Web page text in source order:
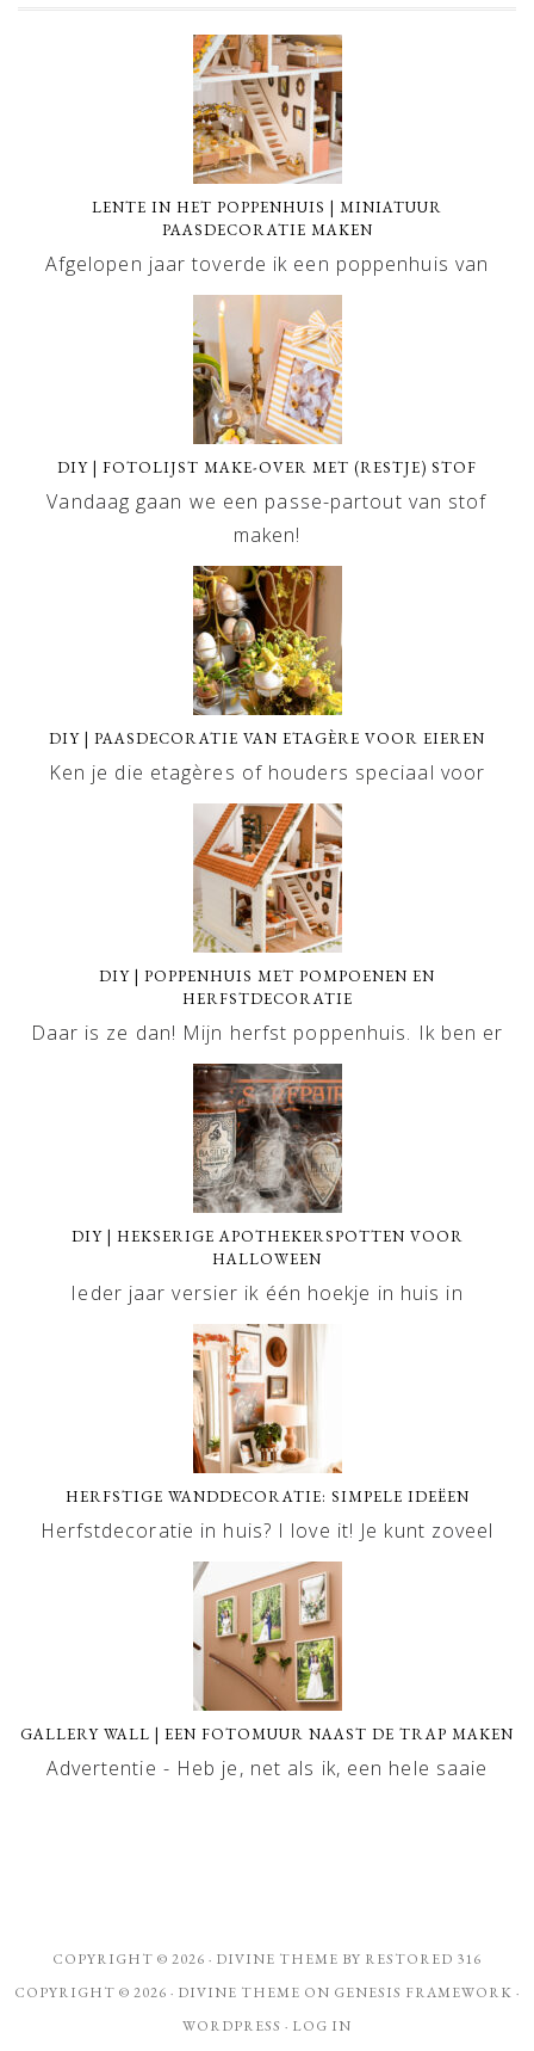
LENTE IN HET POPPENHUIS | MINIATUUR
PAASDECORATIE MAKEN
Afgelopen jaar toverde ik een poppenhuis van
DIY | FOTOLIJST MAKE-OVER MET (RESTJE) STOF
Vandaag gaan we een passe-partout van stof
maken!
DIY | PAASDECORATIE VAN ETAGÈRE VOOR EIEREN
Ken je die etagères of houders speciaal voor
DIY | POPPENHUIS MET POMPOENEN EN
HERFSTDECORATIE
Daar is ze dan! Mijn herfst poppenhuis. Ik ben er
DIY | HEKSERIGE APOTHEKERSPOTTEN VOOR
HALLOWEEN
Ieder jaar versier ik één hoekje in huis in
HERFSTIGE WANDDECORATIE: SIMPELE IDEËEN
Herfstdecoratie in huis? I love it! Je kunt zoveel
GALLERY WALL | EEN FOTOMUUR NAAST DE TRAP MAKEN
Advertentie - Heb je, net als ik, een hele saaie
COPYRIGHT © 2026 · DIVINE THEME BY RESTORED 316
COPYRIGHT © 2026 · DIVINE THEME ON GENESIS FRAMEWORK ·
WORDPRESS · LOG IN